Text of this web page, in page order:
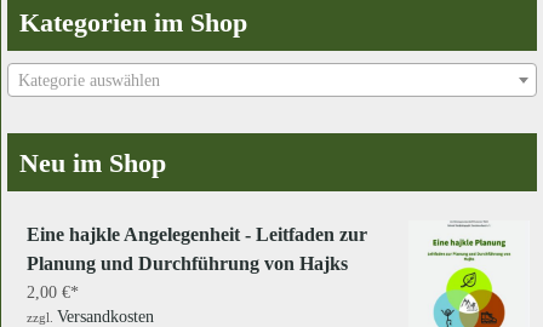
Kategorien im Shop
Kategorie auswählen
Neu im Shop
Eine hajkle Angelegenheit - Leitfaden zur
Planung und Durchführung von Hajks
2,00 €
zzgl. Versandkosten